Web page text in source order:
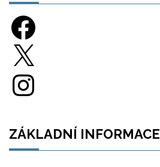
Facebook
Instagram
ZÁKLADNÍ INFORMACE